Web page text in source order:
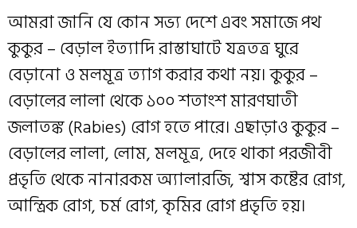
আমরা জানি যে কোন সভ্য দেশে এবং সমাজে পথ
কুকুর – বেড়াল ইত্যাদি রাস্তাঘাটে যত্রতত্র ঘুরে
বেড়ানো ও মলমূত্র ত্যাগ করার কথা নয়। কুকুর –
বেড়ালের লালা থেকে ১০০ শতাংশ মারণঘাতী
জলাতঙ্ক (Rabies) রোগ হতে পারে। এছাড়াও কুকুর –
বেড়ালের লালা, লোম, মলমূত্র, দেহে থাকা পরজীবী
প্রভৃতি থেকে নানারকম অ্যালারজি, শ্বাস কষ্টের রোগ,
আন্ত্রিক রোগ, চর্ম রোগ, কৃমির রোগ প্রভৃতি হয়।